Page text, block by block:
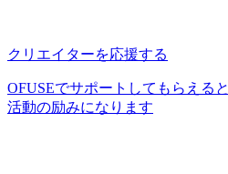
クリエイターを応援する
OFUSEでサポートしてもらえると
活動の励みになります